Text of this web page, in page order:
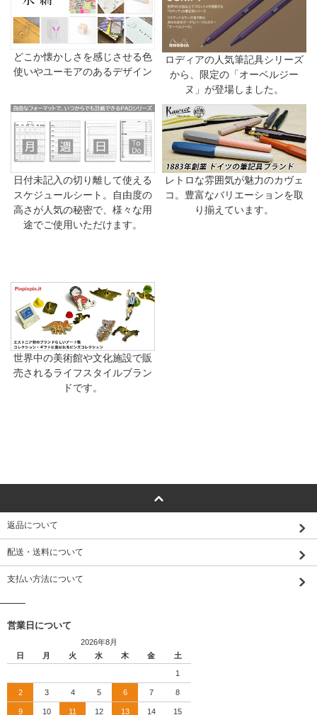
どこか懐かしさを感じさせる色
使いやユーモアのあるデザイン
ロディアの人気筆記具シリーズ
から、限定の「オーベルジー
ヌ」が登場しました。
日付未記入の切り離して使える
スケジュールシート。自由度の
高さが人気の秘密で、様々な用
途でご使用いただけます。
レトロな雰囲気が魅力のカヴェ
コ。豊富なバリエーションを取
り揃えています。
世界中の美術館や文化施設で販
売されるライフスタイルブラン
ドです。
返品について
配送・送料について
支払い方法について
営業日について
2026年8月
日
月 火 水 木 金 土
1
2 3 4 5 6 7 8
9 10 11 12 13 14 15